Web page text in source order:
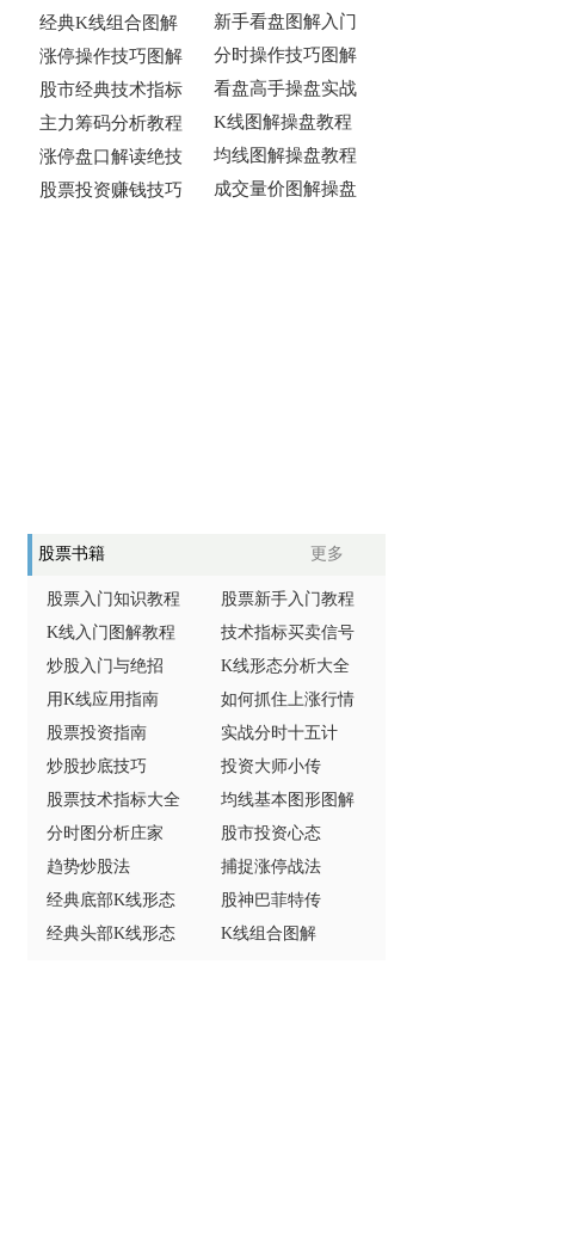
经典K线组合图解
涨停操作技巧图解
股市经典技术指标
主力筹码分析教程
涨停盘口解读绝技
股票投资赚钱技巧
新手看盘图解入门
分时操作技巧图解
看盘高手操盘实战
K线图解操盘教程
均线图解操盘教程
成交量价图解操盘
股票书籍 更多
股票入门知识教程
K线入门图解教程
炒股入门与绝招
用K线应用指南
股票投资指南
炒股抄底技巧
股票技术指标大全
分时图分析庄家
趋势炒股法
经典底部K线形态
经典头部K线形态
股票新手入门教程
技术指标买卖信号
K线形态分析大全
如何抓住上涨行情
实战分时十五计
投资大师小传
均线基本图形图解
股市投资心态
捕捉涨停战法
股神巴菲特传
K线组合图解